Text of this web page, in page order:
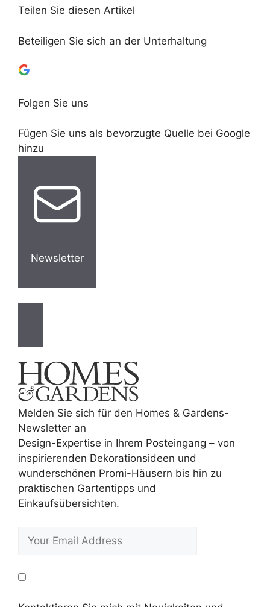
Teilen Sie diesen Artikel
Beteiligen Sie sich an der Unterhaltung
Folgen Sie uns
Fügen Sie uns als bevorzugte Quelle bei Google
hinzu
Newsletter
Melden Sie sich für den Homes & Gardens-
Newsletter an
Design-Expertise in Ihrem Posteingang – von
inspirierenden Dekorationsideen und
wunderschönen Promi-Häusern bis hin zu
praktischen Gartentipps und
Einkaufsübersichten.